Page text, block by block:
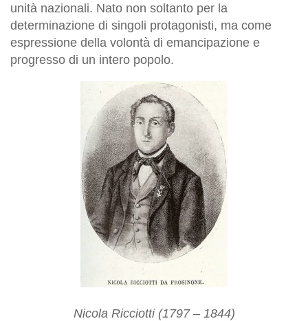
unità nazionali. Nato non soltanto per la
determinazione di singoli protagonisti, ma come
espressione della volontà di emancipazione e
progresso di un intero popolo.
Nicola Ricciotti (1797 – 1844)